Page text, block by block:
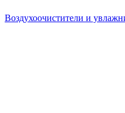
Воздухоочистители и